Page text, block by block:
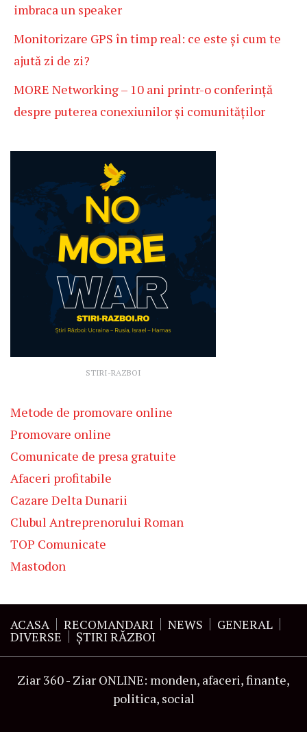
imbraca un speaker
Monitorizare GPS în timp real: ce este și cum te
ajută zi de zi?
MORE Networking – 10 ani printr-o conferință
despre puterea conexiunilor și comunităților
STIRI-RAZBOI
Metode de promovare online
Promovare online
Comunicate de presa gratuite
Afaceri profitabile
Cazare Delta Dunarii
Clubul Antreprenorului Roman
TOP Comunicate
Mastodon
ACASA RECOMANDARI NEWS GENERAL
DIVERSE ŞTIRI RĂZBOI
Ziar 360 - Ziar ONLINE: monden, afaceri, finante,
politica, social